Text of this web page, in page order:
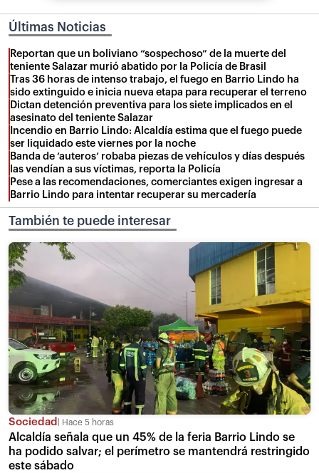
Últimas Noticias
Reportan que un boliviano “sospechoso” de la muerte del
teniente Salazar murió abatido por la Policía de Brasil
Tras 36 horas de intenso trabajo, el fuego en Barrio Lindo ha
sido extinguido e inicia nueva etapa para recuperar el terreno
Dictan detención preventiva para los siete implicados en el
asesinato del teniente Salazar
Incendio en Barrio Lindo: Alcaldía estima que el fuego puede
ser liquidado este viernes por la noche
Banda de ‘auteros’ robaba piezas de vehículos y días después
las vendían a sus víctimas, reporta la Policía
Pese a las recomendaciones, comerciantes exigen ingresar a
Barrio Lindo para intentar recuperar su mercadería
También te puede interesar
Sociedad Hace 5 horas
Alcaldía señala que un 45% de la feria Barrio Lindo se
ha podido salvar; el perímetro se mantendrá restringido
este sábado